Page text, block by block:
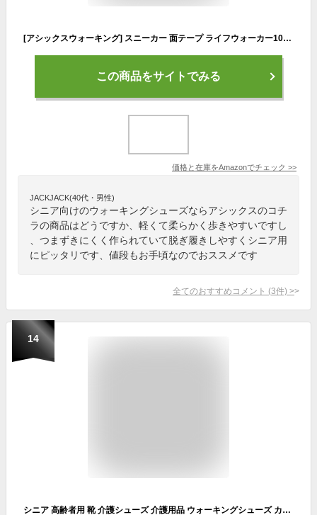
[アシックスウォーキング] スニーカー 面テープ ライフウォーカー101 メンズ ピーコート/フェザーグレー 25.5 cm 3E
この商品をサイトでみる
価格と在庫をAmazonでチェック >>
JACKJACK(40代・男性)
シニア向けのウォーキングシューズならアシックスのコチ
ラの商品はどうですか、軽くて柔らかく歩きやすいですし
、つまずきにくく作られていて脱ぎ履きしやすくシニア用
にピッタリです、値段もお手頃なのでおススメです
全てのおすすめコメント (3件) >
14
シニア 高齢者用 靴 介護シューズ 介護用品 ウォーキングシューズ カジュアル メンズ ムーンスター MS RP001 吸水拡散性の高い「サラリーナ」を採用 防水設計 ハイキング おすすめ